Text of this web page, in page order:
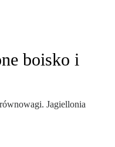
boisko i
Jagiellonia